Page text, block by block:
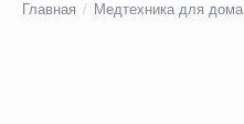
Главная / Медтехника для дома